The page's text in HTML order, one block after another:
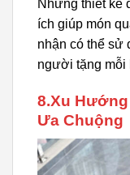
Những thiết kế
ích giúp món
nhận có thể sử
người tặng mỗi
8.Xu
Ưa Chuộng